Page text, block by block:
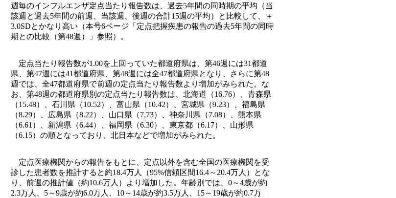
週毎のインフルエンザ定点当たり報告数は、過去5年間の同時期の平均（当
該週と過去5年間の前週、当該週、後週の合計15週の平均）と比較して、＋
3.0SDとかなり高い（本号6ページ「定点把握疾患の報告の過去5年間の同時
期との比較（第48週）」参照）。
定点当たり報告数が1.00を上回っていた都道府県は、第46週には31都道
県、第47週には41都道府県、第48週には全47都道府県となり、さらに第48
週では、全47都道府県で前週の定点当たり報告数より増加がみられた。な
お、第48週の都道府県別の定点当たり報告数は、北海道（16.76）、青森県
（15.48）、石川県（10.52）、富山県（10.42）、宮城県（9.23）、福島県
（8.29）、広島県（8.22）、山口県（7.73）、神奈川県（7.08）、熊本県
（6.61）、新潟県（6.44）、福岡県（6.30）、東京都（6.17）、山形県
（6.15）の順となっており、北日本などで増加がみられた。
定点医療機関からの報告をもとに、定点以外を含む全国の医療機関を受
診した患者数を推計すると約18.4万人（95%信頼区間16.4～20.4万人）とな
り、前週の推計値（約10.6万人）より増加した。年齢別では、0～4歳が約
2.3万人、5～9歳が約6.0万人、10～14歳が約3.5万人、15～19歳が約0.7万